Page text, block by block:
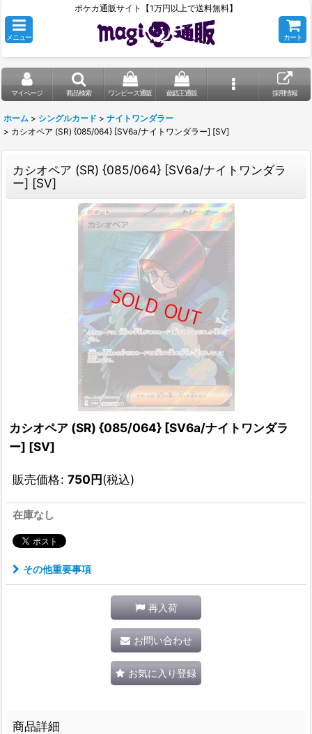
ポケカ通販サイト【1万円以上で送料無料】
メニュー カート
マイページ 商品検索 ワンピース通販 遊戯王通販 採用情報
ホーム > シングルカード > ナイトワンダラー
> カシオペア (SR) {085/064} [SV6a/ナイトワンダラー] [SV]
カシオペア (SR) {085/064} [SV6a/ナイトワンダラ
ー] [SV]
カシオペア (SR) {085/064} [SV6a/ナイトワンダラ
ー] [SV]
販売価格: 750円(税込)
在庫なし
その他重要事項
再入荷
お問い合わせ
お気に入り登録
商品詳細